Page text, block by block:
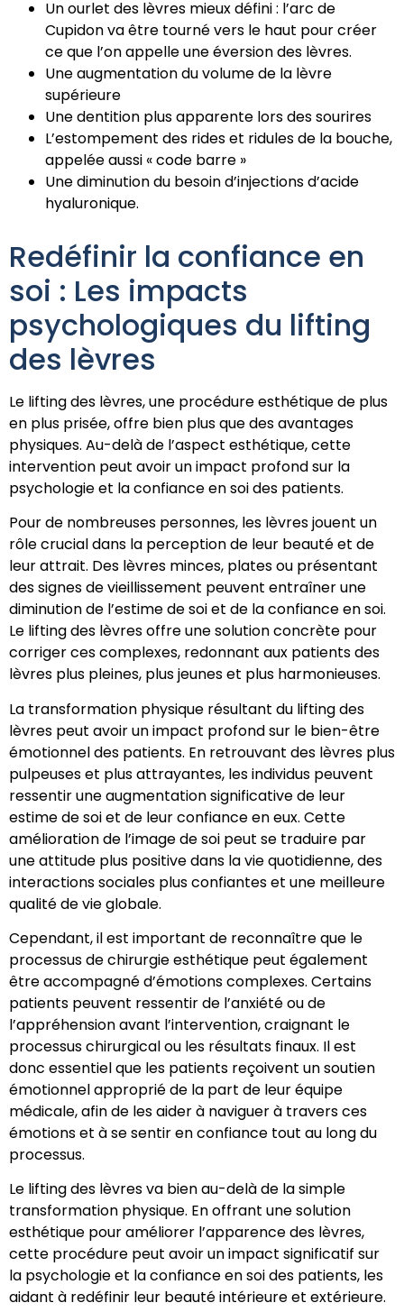
Un ourlet des lèvres mieux défini : l’arc de
Cupidon va être tourné vers le haut pour créer
ce que l’on appelle une éversion des lèvres.
Une augmentation du volume de la lèvre
supérieure
Une dentition plus apparente lors des sourires
L’estompement des rides et ridules de la bouche,
appelée aussi « code barre »
Une diminution du besoin d’injections d’acide
hyaluronique.
Redéfinir la confiance en
soi : Les impacts
psychologiques du lifting
des lèvres
Le lifting des lèvres, une procédure esthétique de plus
en plus prisée, offre bien plus que des avantages
physiques. Au-delà de l’aspect esthétique, cette
intervention peut avoir un impact profond sur la
psychologie et la confiance en soi des patients.
Pour de nombreuses personnes, les lèvres jouent un
rôle crucial dans la perception de leur beauté et de
leur attrait. Des lèvres minces, plates ou présentant
des signes de vieillissement peuvent entraîner une
diminution de l’estime de soi et de la confiance en soi.
Le lifting des lèvres offre une solution concrète pour
corriger ces complexes, redonnant aux patients des
lèvres plus pleines, plus jeunes et plus harmonieuses.
La transformation physique résultant du lifting des
lèvres peut avoir un impact profond sur le bien-être
émotionnel des patients. En retrouvant des lèvres plus
pulpeuses et plus attrayantes, les individus peuvent
ressentir une augmentation significative de leur
estime de soi et de leur confiance en eux. Cette
amélioration de l’image de soi peut se traduire par
une attitude plus positive dans la vie quotidienne, des
interactions sociales plus confiantes et une meilleure
qualité de vie globale.
Cependant, il est important de reconnaître que le
processus de chirurgie esthétique peut également
être accompagné d’émotions complexes. Certains
patients peuvent ressentir de l’anxiété ou de
l’appréhension avant l’intervention, craignant le
processus chirurgical ou les résultats finaux. Il est
donc essentiel que les patients reçoivent un soutien
émotionnel approprié de la part de leur équipe
médicale, afin de les aider à naviguer à travers ces
émotions et à se sentir en confiance tout au long du
processus.
Le lifting des lèvres va bien au-delà de la simple
transformation physique. En offrant une solution
esthétique pour améliorer l’apparence des lèvres,
cette procédure peut avoir un impact significatif sur
la psychologie et la confiance en soi des patients, les
aidant à redéfinir leur beauté intérieure et extérieure.